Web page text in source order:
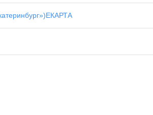
ЕКАРТА